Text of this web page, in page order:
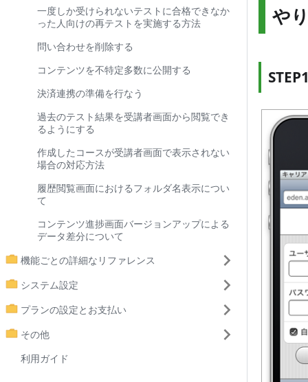
一度しか受けられないテストに合格できなか
った人向けの再テストを実施する方法
問い合わせを削除する
コンテンツを不特定多数に公開する
決済連携の準備を行なう
過去のテスト結果を受講者画面から閲覧でき
るようにする
作成したコースが受講者画面で表示されない
場合の対応方法
履歴閲覧画面におけるフォルダ名表示につい
て
コンテンツ進捗画面バージョンアップによる
データ差分について
機能ごとの詳細なリファレンス
システム設定
プランの設定とお支払い
その他
利用ガイド
や